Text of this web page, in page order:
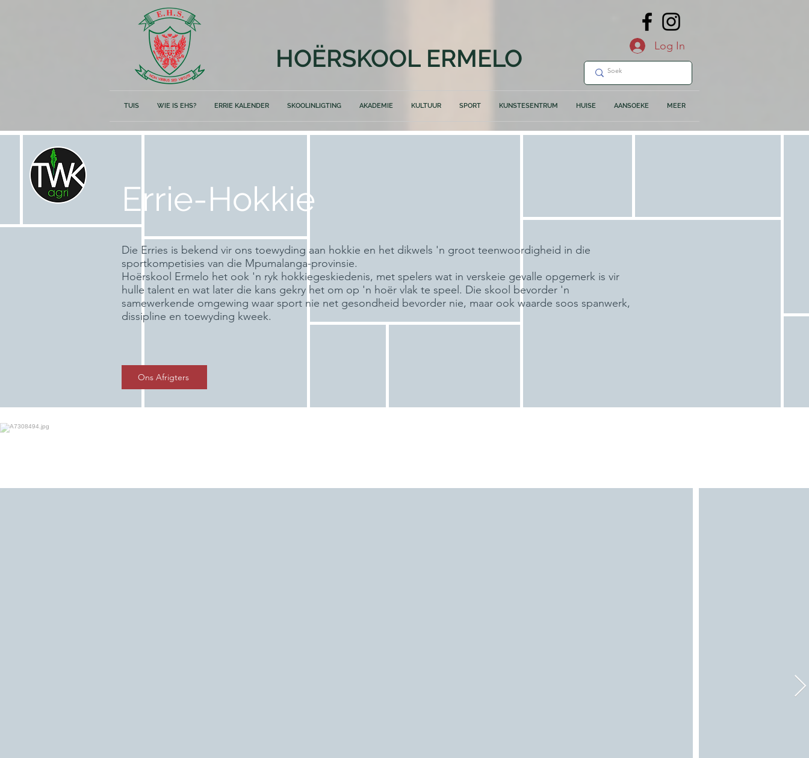
HOËRSKOOL ERMELO Log In
TUIS WIE IS EHS? ERRIE KALENDER SKOOLINLIGTING AKADEMIE KULTUUR SPORT KUNSTESENTRUM HUISE AANSOEKE MEER
Errie-Hokkie
Die Erries is bekend vir ons toewyding aan hokkie en het dikwels 'n groot teenwoordigheid in die
sportkompetisies van die Mpumalanga-provinsie.
Hoërskool Ermelo het ook 'n ryk hokkiegeskiedenis, met spelers wat in verskeie gevalle opgemerk is vir
hulle talent en wat later die kans gekry het om op 'n hoër vlak te speel. Die skool bevorder 'n
samewerkende omgewing waar sport nie net gesondheid bevorder nie, maar ook waarde soos spanwerk,
dissipline en toewyding kweek.
Ons Afrigters